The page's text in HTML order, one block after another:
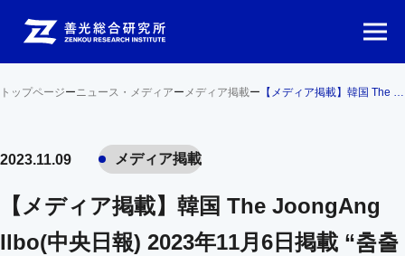
トップページーニュース・メディアー メディア掲載ー 【メディア掲載】韓国 The JoongAng Ilbo(中央日報) 2023年11月6日掲載 “춤출까요?” 애교까지…돌봄 인력 70만명 모자란 日의 ‘구세주’
2023.11.09 メディア掲載
【メディア掲載】韓国 The JoongAng
Ilbo(中央日報) 2023年11月6日掲載 “춤출